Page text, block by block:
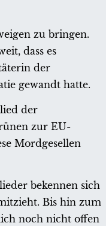
zu bringen.
dass es
der
gewandt hatte.
der
zur EU-
Mordgesellen
bekennen sich
Bis hin zum
noch nicht offen